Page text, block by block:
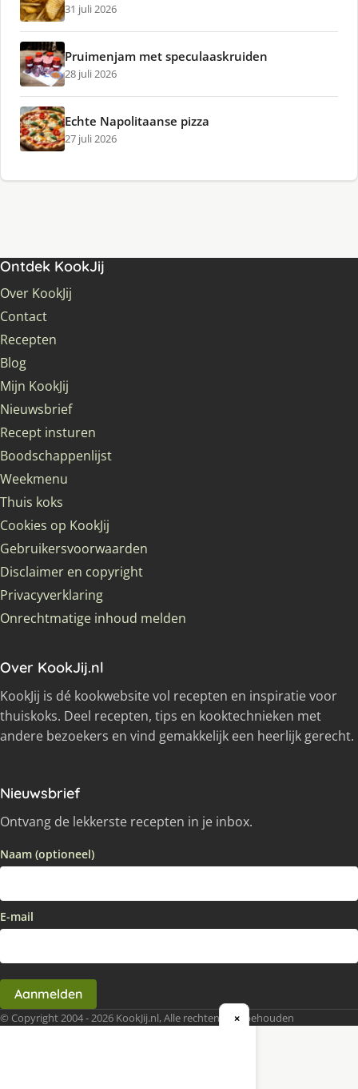
31 juli 2026
Pruimenjam met speculaaskruiden
28 juli 2026
Echte Napolitaanse pizza
27 juli 2026
Ontdek KookJij
Over KookJij
Contact
Recepten
Blog
Mijn KookJij
Nieuwsbrief
Recept insturen
Boodschappenlijst
Weekmenu
Thuis koks
Cookies op KookJij
Gebruikersvoorwaarden
Disclaimer en copyright
Privacyverklaring
Onrechtmatige inhoud melden
Over KookJij.nl
KookJij is dé kookwebsite vol recepten en inspiratie voor
thuiskoks. Deel recepten, tips en kooktechnieken met
andere bezoekers en vind gemakkelijk een heerlijk gerecht.
Nieuwsbrief
Ontvang de lekkerste recepten in je inbox.
Naam (optioneel)
E-mail
Aanmelden
© Copyright 2004 - 2026 KookJij.nl, Alle rechten voorbehouden
×